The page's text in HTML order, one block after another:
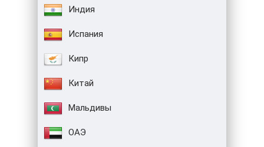
Индия
Испания
Кипр
Китай
Мальдивы
ОАЭ